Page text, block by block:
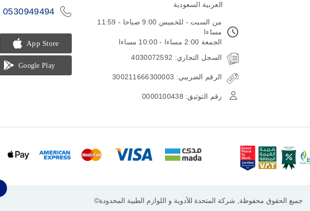
العربية السعودية
من السبت - للخميس 9:00 صباحا - 11:59
مساءا
الجمعة 2:00 مساءا - 10:00 مساءا
السجل التجاري: 4030072592
الرقم الضريبي: 300211666300003
رقم التوثيق: 0000100438
0530949494
جميع الحقوق محفوظة, شركة المتحدة للأدوية و اللوازم الطبية المحدودة©